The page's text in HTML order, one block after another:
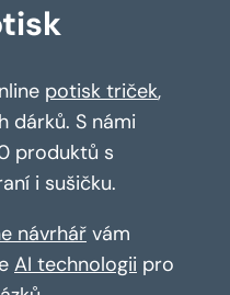
potisk triček,
dárků. S námi
produktů s
i sušičku.
návrhář vám
AI technologii pro